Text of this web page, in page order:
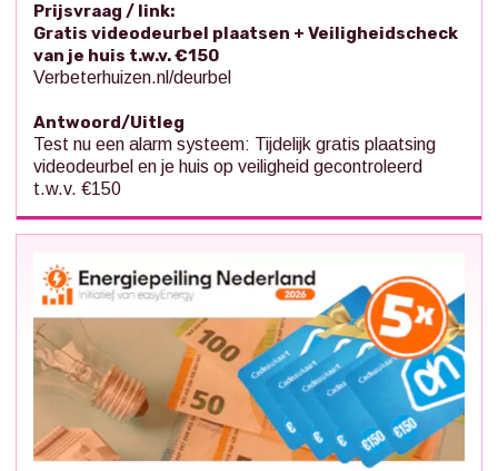
Prijsvraag / link:
Gratis videodeurbel plaatsen + Veiligheidscheck
van je huis t.w.v. €150
Verbeterhuizen.nl/deurbel
Antwoord/Uitleg
Test nu een alarm systeem: Tijdelijk gratis plaatsing
videodeurbel en je huis op veiligheid gecontroleerd
t.w.v. €150